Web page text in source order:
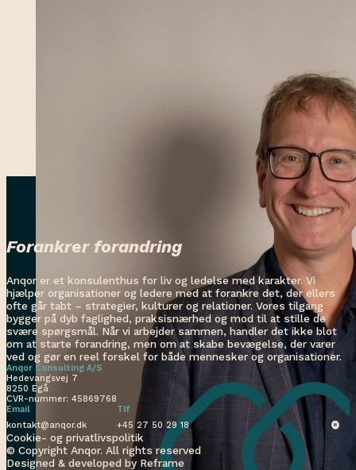
Anqor er et konsulenthus for liv og ledelse med karakter. Vi
hjælper organisationer og ledere med at forankre det, der ellers
ofte går tabt – strategier, kulturer og relationer. Vores tilgang
bygger på dyb faglighed, praksisnærhed og mod til at stille de
svære spørgsmål. Når vi arbejder sammen, handler det ikke blot
om at starte forandring, men om at skabe bevægelse, der varer
ved og gør en reel forskel for både mennesker og organisationer.
Anqor Consulting A/S
Hedevangsvej 7
8250 Egå
CVR-nummer: 45869768
Email
kontakt@anqor.dk
Tlf
+45 27 50 29 18
Forankrer forandring
Cookie- og privatlivspolitik
© Copyright Anqor. All rights reserved
Designed & developed by Reframe